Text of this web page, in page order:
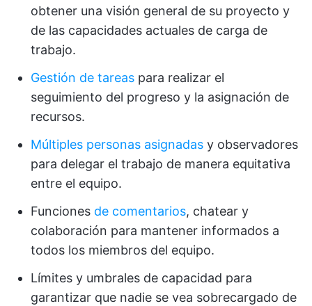
obtener una visión general de su proyecto y
de las capacidades actuales de carga de
trabajo.
Gestión de tareas para realizar el
seguimiento del progreso y la asignación de
recursos.
Múltiples personas asignadas y observadores
para delegar el trabajo de manera equitativa
entre el equipo.
Funciones de comentarios, chatear y
colaboración para mantener informados a
todos los miembros del equipo.
Límites y umbrales de capacidad para
garantizar que nadie se vea sobrecargado de